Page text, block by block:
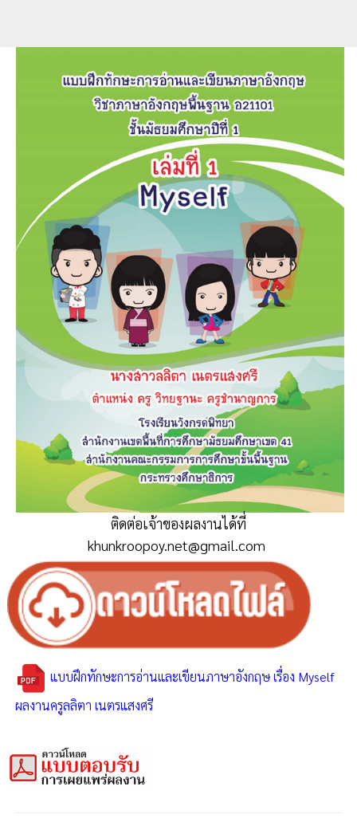
ติดต่อเจ้าของผลงานได้ที่
khunkroopoy.net@gmail.com
แบบฝึกทักษะการอ่านและเขียนภาษาอังกฤษ เรื่อง Myself
ผลงานครูลลิตา เนตรแสงศรี